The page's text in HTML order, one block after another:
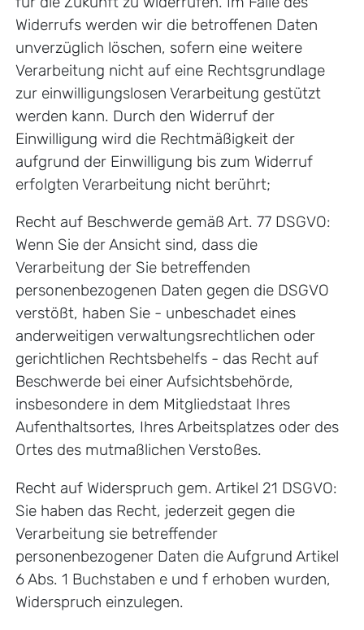
Widerrufs werden wir die betroffenen Daten
unverzüglich löschen, sofern eine weitere
Verarbeitung nicht auf eine Rechtsgrundlage
zur einwilligungslosen Verarbeitung gestützt
werden kann. Durch den Widerruf der
Einwilligung wird die Rechtmäßigkeit der
aufgrund der Einwilligung bis zum Widerruf
erfolgten Verarbeitung nicht berührt;
Recht auf Beschwerde gemäß Art. 77 DSGVO:
Wenn Sie der Ansicht sind, dass die
Verarbeitung der Sie betreffenden
personenbezogenen Daten gegen die DSGVO
verstößt, haben Sie - unbeschadet eines
anderweitigen verwaltungsrechtlichen oder
gerichtlichen Rechtsbehelfs - das Recht auf
Beschwerde bei einer Aufsichtsbehörde,
insbesondere in dem Mitgliedstaat Ihres
Aufenthaltsortes, Ihres Arbeitsplatzes oder des
Ortes des mutmaßlichen Verstoßes.
Recht auf Widerspruch gem. Artikel 21 DSGVO:
Sie haben das Recht, jederzeit gegen die
Verarbeitung sie betreffender
personenbezogener Daten die Aufgrund Artikel
6 Abs. 1 Buchstaben e und f erhoben wurden,
Widerspruch einzulegen.